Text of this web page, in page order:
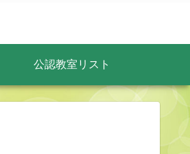
公認教室リスト